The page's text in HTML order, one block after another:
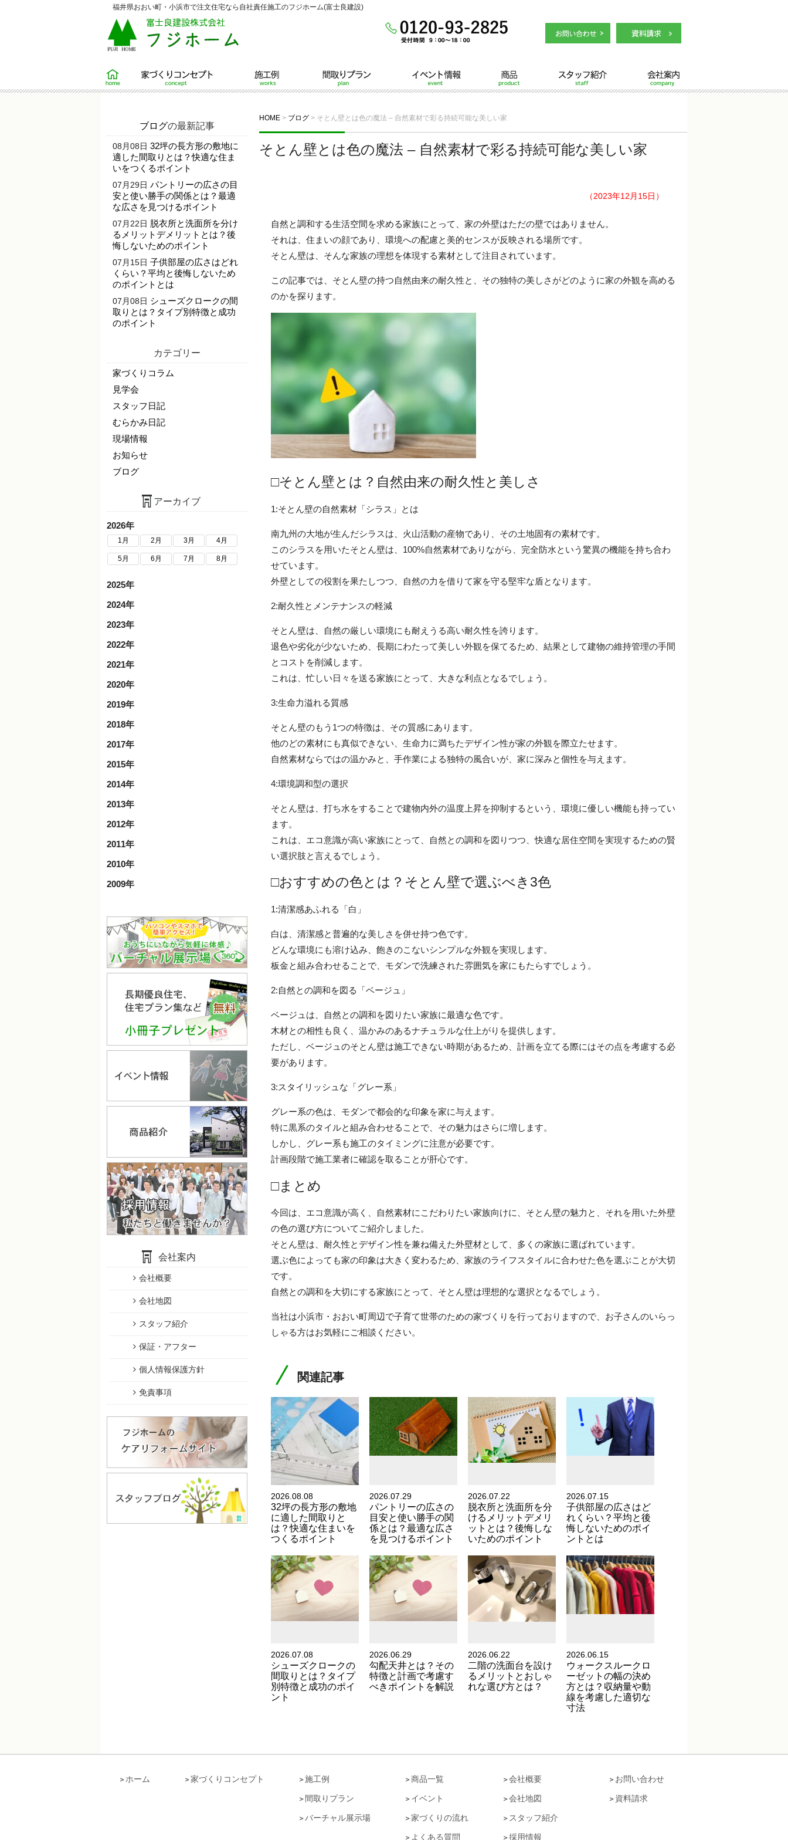
福井県おおい町・小浜市で注文住宅なら自社責任施工のフジホーム(富士良建設)
ホーム 家づくりコンセプト 施工例 間取りプラン イベント情報 商品 スタッフ紹介 会社案内
HOME > ブログ > そとん壁とは色の魔法 – 自然素材で彩る持続可能な美しい家
そとん壁とは色の魔法 – 自然素材で彩る持続可能な美しい家
（2023年12月15日）
自然と調和する生活空間を求める家族にとって、家の外壁はただの壁ではありません。
それは、住まいの顔であり、環境への配慮と美的センスが反映される場所です。
そとん壁は、そんな家族の理想を体現する素材として注目されています。
この記事では、そとん壁の持つ自然由来の耐久性と、その独特の美しさがどのように家の外観を高める
のかを探ります。
□そとん壁とは？自然由来の耐久性と美しさ
1:そとん壁の自然素材「シラス」とは
南九州の大地が生んだシラスは、火山活動の産物であり、その土地固有の素材です。
このシラスを用いたそとん壁は、100%自然素材でありながら、完全防水という驚異の機能を持ち合わ
せています。
外壁としての役割を果たしつつ、自然の力を借りて家を守る堅牢な盾となります。
2:耐久性とメンテナンスの軽減
そとん壁は、自然の厳しい環境にも耐えうる高い耐久性を誇ります。
退色や劣化が少ないため、長期にわたって美しい外観を保てるため、結果として建物の維持管理の手間
とコストを削減します。
これは、忙しい日々を送る家族にとって、大きな利点となるでしょう。
3:生命力溢れる質感
そとん壁のもう1つの特徴は、その質感にあります。
他のどの素材にも真似できない、生命力に満ちたデザイン性が家の外観を際立たせます。
自然素材ならではの温かみと、手作業による独特の風合いが、家に深みと個性を与えます。
4:環境調和型の選択
そとん壁は、打ち水をすることで建物内外の温度上昇を抑制するという、環境に優しい機能も持ってい
ます。
これは、エコ意識が高い家族にとって、自然との調和を図りつつ、快適な居住空間を実現するための賢
い選択肢と言えるでしょう。
□おすすめの色とは？そとん壁で選ぶべき3色
1:清潔感あふれる「白」
白は、清潔感と普遍的な美しさを併せ持つ色です。
どんな環境にも溶け込み、飽きのこないシンプルな外観を実現します。
板金と組み合わせることで、モダンで洗練された雰囲気を家にもたらすでしょう。
2:自然との調和を図る「ベージュ」
ベージュは、自然との調和を図りたい家族に最適な色です。
木材との相性も良く、温かみのあるナチュラルな仕上がりを提供します。
ただし、ベージュのそとん壁は施工できない時期があるため、計画を立てる際にはその点を考慮する必
要があります。
3:スタイリッシュな「グレー系」
グレー系の色は、モダンで都会的な印象を家に与えます。
特に黒系のタイルと組み合わせることで、その魅力はさらに増します。
しかし、グレー系も施工のタイミングに注意が必要です。
計画段階で施工業者に確認を取ることが肝心です。
□まとめ
今回は、エコ意識が高く、自然素材にこだわりたい家族向けに、そとん壁の魅力と、それを用いた外壁
の色の選び方についてご紹介しました。
そとん壁は、耐久性とデザイン性を兼ね備えた外壁材として、多くの家族に選ばれています。
選ぶ色によっても家の印象は大きく変わるため、家族のライフスタイルに合わせた色を選ぶことが大切
です。
自然との調和を大切にする家族にとって、そとん壁は理想的な選択となるでしょう。
当社は小浜市・おおい町周辺で子育て世帯のための家づくりを行っておりますので、お子さんのいらっ
しゃる方はお気軽にご相談ください。
関連記事
2026.08.08
32坪の長方形の敷地
に適した間取りと
は？快適な住まいを
つくるポイント
2026.07.29
パントリーの広さの
目安と使い勝手の関
係とは？最適な広さ
を見つけるポイント
2026.07.22
脱衣所と洗面所を分
けるメリットデメリ
ットとは？後悔しな
いためのポイント
2026.07.15
子供部屋の広さはど
れくらい？平均と後
悔しないためのポイ
ントとは
2026.07.08
シューズクロークの
間取りとは？タイプ
別特徴と成功のポイ
ント
2026.06.29
勾配天井とは？その
特徴と計画で考慮す
べきポイントを解説
2026.06.22
二階の洗面台を設け
るメリットとおしゃ
れな選び方とは？
2026.06.15
ウォークスルークロ
ーゼットの幅の決め
方とは？収納量や動
線を考慮した適切な
寸法
ブログの最新記事
08月08日 32坪の長方形の敷地に
適した間取りとは？快適な住ま
いをつくるポイント
07月29日 パントリーの広さの目
安と使い勝手の関係とは？最適
な広さを見つけるポイント
07月22日 脱衣所と洗面所を分け
るメリットデメリットとは？後
悔しないためのポイント
07月15日 子供部屋の広さはどれ
くらい？平均と後悔しないため
のポイントとは
07月08日 シューズクロークの間
取りとは？タイプ別特徴と成功
のポイント
カテゴリー
家づくりコラム
見学会
スタッフ日記
むらかみ日記
現場情報
お知らせ
ブログ
アーカイブ
2026年
1月 2月 3月 4月
5月 6月 7月 8月
2025年
2024年
2023年
2022年
2021年
2020年
2019年
2018年
2017年
2015年
2014年
2013年
2012年
2011年
2010年
2009年
会社案内
会社概要
会社地図
スタッフ紹介
保証・アフター
個人情報保護方針
免責事項
ホーム 家づくりコンセプト 施工例
間取りプラン
バーチャル展示場
商品一覧
イベント
家づくりの流れ
よくある質問
会社概要
会社地図
スタッフ紹介
採用情報
お問い合わせ
資料請求